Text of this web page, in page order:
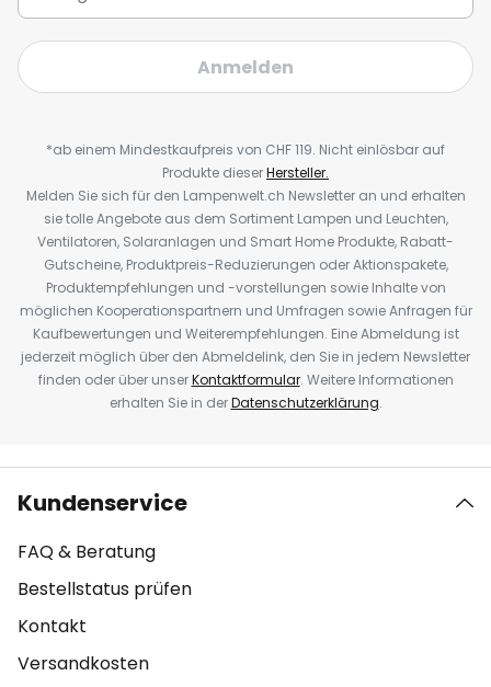
Anmelden
*ab einem Mindestkaufpreis von CHF 119. Nicht einlösbar auf
Produkte dieserHersteller.
Melden Sie sich für den Lampenwelt.ch Newsletter an und erhalten
sie tolle Angebote aus dem Sortiment Lampen und Leuchten,
Ventilatoren, Solaranlagen und Smart Home Produkte, Rabatt-
Gutscheine, Produktpreis-Reduzierungen oder Aktionspakete,
Produktempfehlungen und -vorstellungen sowie Inhalte von
möglichen Kooperationspartnern und Umfragen sowie Anfragen für
Kaufbewertungen und Weiterempfehlungen. Eine Abmeldung ist
jederzeit möglich über den Abmeldelink, den Sie in jedem Newsletter
finden oder über unserKontaktformular. Weitere Informationen
erhalten Sie in derDatenschutzerklärung.
Kundenservice
FAQ & Beratung
Bestellstatus prüfen
Kontakt
Versandkosten